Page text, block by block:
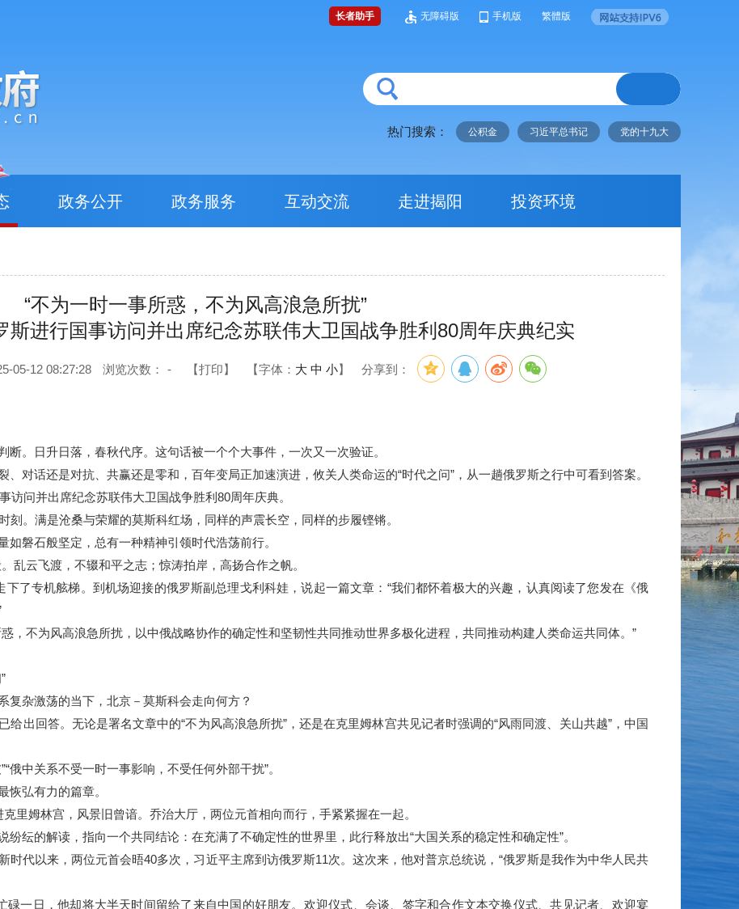
长者助手 无障碍版 手机版 繁體版
热门搜索： 公积金 习近平总书记 党的十九大
政务公开 政务服务 互动交流 走进揭阳 投资环境
“不为一时一事所惑，不为风高浪急所扰”
进行国事访问并出席纪念苏联伟大卫国战争胜利80周年庆典纪实
05-12 08:27:28 浏览次数： - 【打印】 【字体： 大 中 小】 分享到：
。日升日落，春秋代序。这句话被一个个大事件，一次又一次验证。
话还是对抗、共赢还是零和，百年变局正加速演进，攸关人类命运的“时代之问”，从一趟俄罗斯之行中可看到答案。
问并出席纪念苏联伟大卫国战争胜利80周年庆典。
。满是沧桑与荣耀的莫斯科红场，同样的声震长空，同样的步履铿锵。
磐石般坚定，总有一种精神引领时代浩荡前行。
云飞渡，不辍和平之志；惊涛拍岸，高扬合作之帆。
专机舷梯。到机场迎接的俄罗斯副总理戈利科娃，说起一篇文章：“我们都怀着极大的兴趣，认真阅读了您发在《俄
不为风高浪急所扰，以中俄战略协作的确定性和坚韧性共同推动世界多极化进程，共同推动构建人类命运共同体。”
杂激荡的当下，北京－莫斯科会走向何方？
回答。无论是署名文章中的“不为风高浪急所扰”，还是在克里姆林宫共见记者时强调的“风雨同渡、关山共越”，中国
中关系不受一时一事影响，不受任何外部干扰”。
弘有力的篇章。
姆林宫，风景旧曾谙。乔治大厅，两位元首相向而行，手紧紧握在一起。
的解读，指向一个共同结论：在充满了不确定性的世界里，此行释放出“大国关系的稳定性和确定性”。
代以来，两位元首会晤40多次，习近平主席到访俄罗斯11次。这次来，他对普京总统说，“俄罗斯是我作为中华人民共
日，他却将大半天时间留给了来自中国的好朋友。欢迎仪式、会谈、签字和合作文本交换仪式、共见记者、欢迎宴